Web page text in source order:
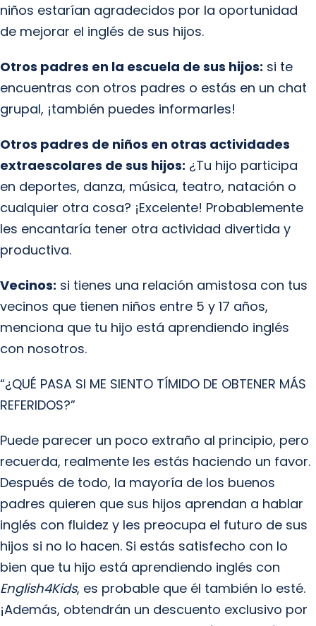
niños estarían agradecidos por la oportunidad
de mejorar el inglés de sus hijos.
Otros padres en la escuela de sus hijos: si te
encuentras con otros padres o estás en un chat
grupal, ¡también puedes informarles!
Otros padres de niños en otras actividades
extraescolares de sus hijos: ¿Tu hijo participa
en deportes, danza, música, teatro, natación o
cualquier otra cosa? ¡Excelente! Probablemente
les encantaría tener otra actividad divertida y
productiva.
Vecinos: si tienes una relación amistosa con tus
vecinos que tienen niños entre 5 y 17 años,
menciona que tu hijo está aprendiendo inglés
con nosotros.
“¿QUÉ PASA SI ME SIENTO TÍMIDO DE OBTENER MÁS
REFERIDOS?”
Puede parecer un poco extraño al principio, pero
recuerda, realmente les estás haciendo un favor.
Después de todo, la mayoría de los buenos
padres quieren que sus hijos aprendan a hablar
inglés con fluidez y les preocupa el futuro de sus
hijos si no lo hacen. Si estás satisfecho con lo
bien que tu hijo está aprendiendo inglés con
English4Kids, es probable que él también lo esté.
¡Además, obtendrán un descuento exclusivo por